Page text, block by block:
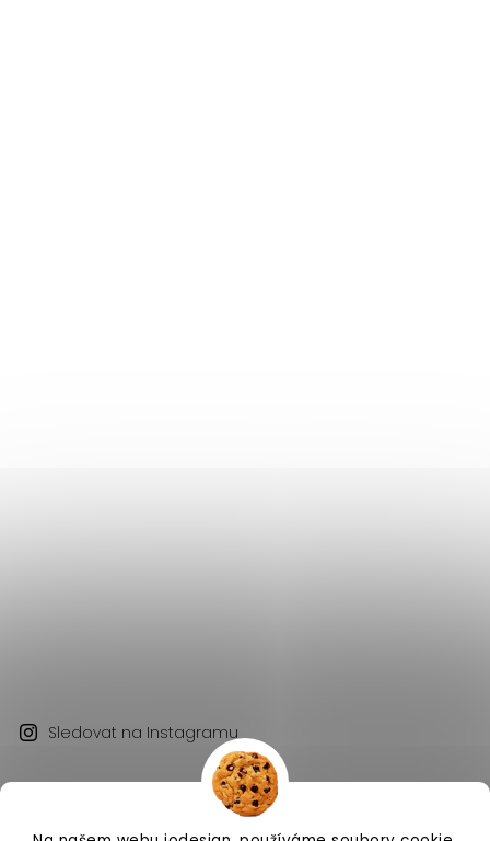
Sledovat na Instagramu